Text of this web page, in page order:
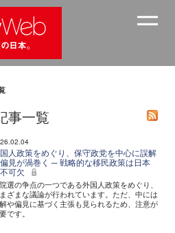
事一覧
人政策をめぐり、保守政党を中心に誤解
見が渦巻く ─ 戦略的な移民政策は日本
可欠
選の争点の一つである外国人政策をめぐり、
ざまな議論が行われています。ただ、中には
や偏見に基づく主張も見られるため、注意が
です。